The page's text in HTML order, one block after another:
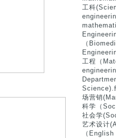
工科
（
工程（
Science).
场营销
科学（
社会学
艺术设计
（